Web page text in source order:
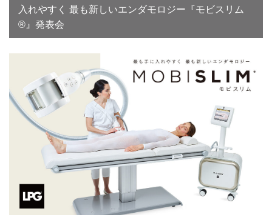
入れやすく 最も新しいエンダモロジー『モビスリム
®』発表会